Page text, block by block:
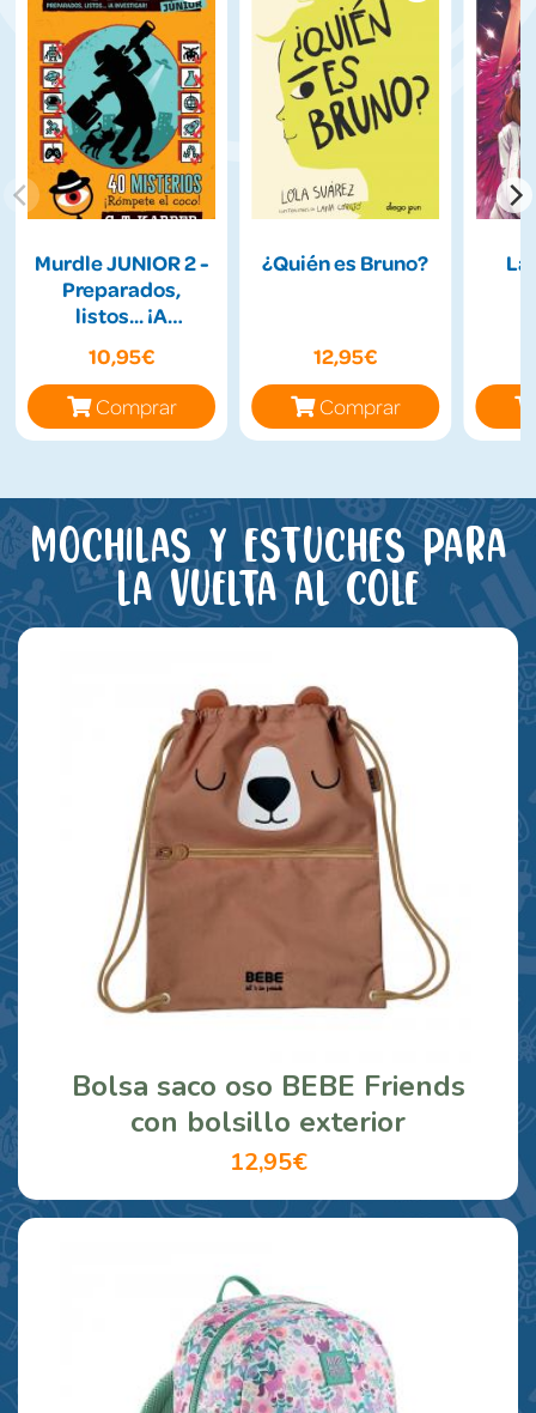
Murdle JUNIOR 2 -
Preparados,
listos... ¡A
10,95€
Comprar
¿Quién es Bruno?
12,95€
Comprar
La
Mochilas y estuches para
la vuelta al cole
Bolsa saco oso BEBE Friends
con bolsillo exterior
12,95€